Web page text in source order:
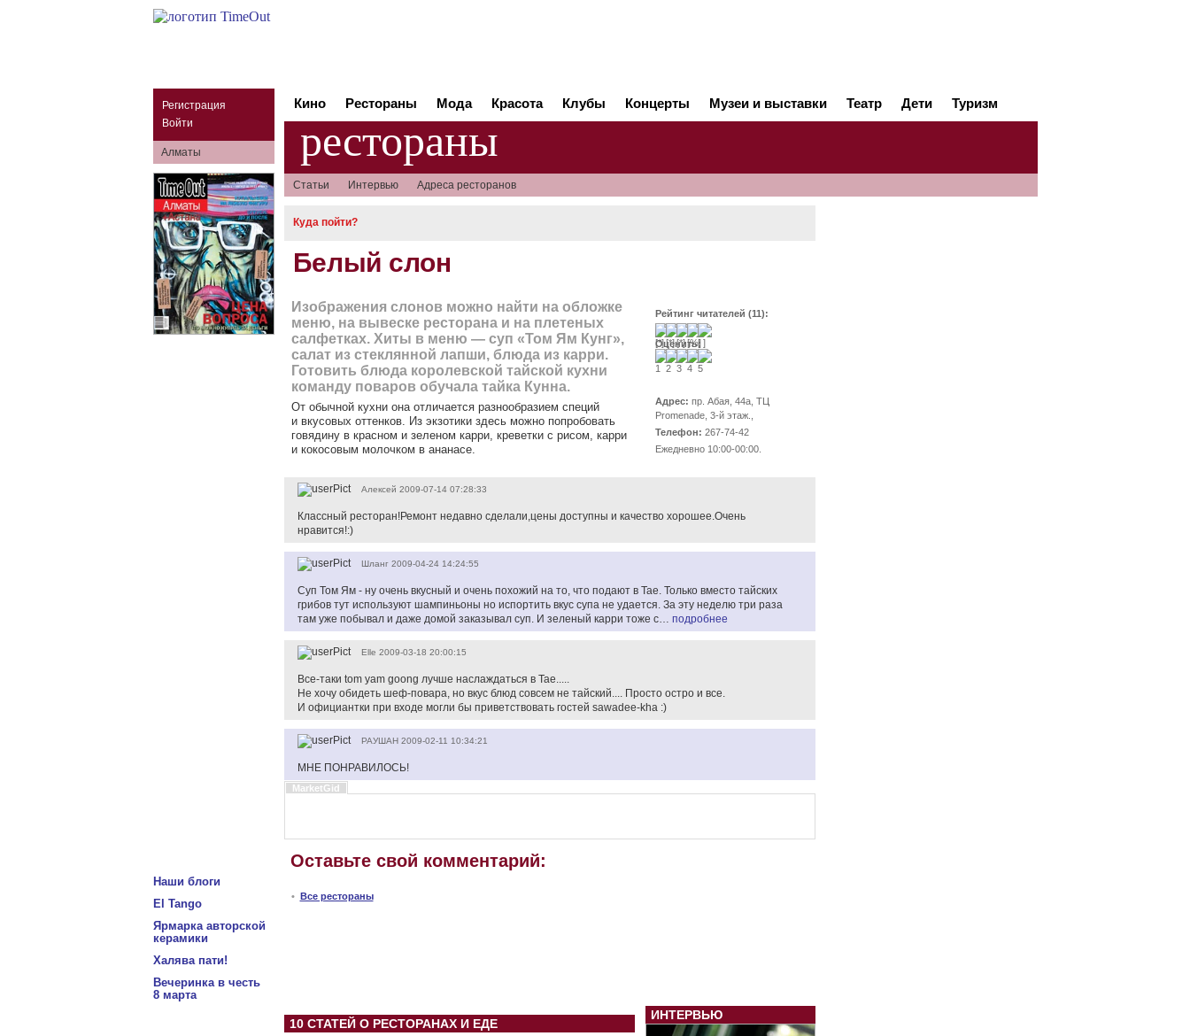
Регистрация
Войти
Алматы
Наши блоги
El Tango
Ярмарка авторской
керамики
Халява пати!
Вечеринка в честь
8 марта
Кино Рестораны Мода Красота Клубы Концерты Музеи и выставки Театр Дети Туризм
рестораны
Статьи Интервью Адреса ресторанов
Куда пойти?
Белый слон
Рейтинг читателей (11):
Оценить:
Адрес: пр. Абая, 44а, ТЦ
Promenade, 3-й этаж.,
Телефон: 267-74-42
Ежедневно 10:00-00:00.
Изображения слонов можно найти на обложке
меню, на вывеске ресторана и на плетеных
салфетках. Хиты в меню — суп «Том Ям Кунг»,
салат из стеклянной лапши, блюда из карри.
Готовить блюда королевской тайской кухни
команду поваров обучала тайка Кунна.
От обычной кухни она отличается разнообразием специй
и вкусовых оттенков. Из экзотики здесь можно попробовать
говядину в красном и зеленом карри, креветки с рисом, карри
и кокосовым молочком в ананасе.
Алексей 2009-07-14 07:28:33
Классный ресторан!Ремонт недавно сделали,цены доступны и качество хорошее.Очень
нравится!:)
Шланг 2009-04-24 14:24:55
Суп Том Ям - ну очень вкусный и очень похожий на то, что подают в Тае. Только вместо тайских
грибов тут используют шампиньоны но испортить вкус супа не удается. За эту неделю три раза
там уже побывал и даже домой заказывал суп. И зеленый карри тоже с… подробнее
Elle 2009-03-18 20:00:15
Все-таки tom yam goong лучше наслаждаться в Тае.....
Не хочу обидеть шеф-повара, но вкус блюд совсем не тайский.... Просто остро и все.
И официантки при входе могли бы приветствовать гостей sawadee-kha :)
РАУШАН 2009-02-11 10:34:21
МНЕ ПОНРАВИЛОСЬ!
MarketGid
Оставьте свой комментарий:
• Все рестораны
10 СТАТЕЙ О РЕСТОРАНАХ И ЕДЕ
ИНТЕРВЬЮ